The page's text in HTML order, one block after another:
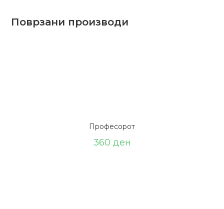
Поврзани производи
Професорот
360 ден